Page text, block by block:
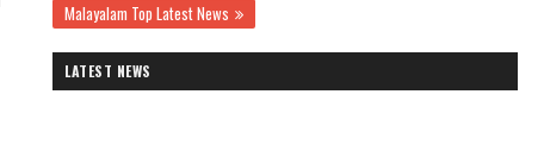
Malayalam Top Latest News
LATEST NEWS